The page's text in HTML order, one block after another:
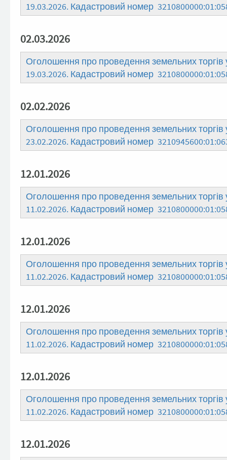
19.03.2026. Кадастровий номер
02.03.2026
Оголошення про проведення земельних
19.03.2026. Кадастровий номер
02.02.2026
Оголошення про проведення земельних
23.02.2026. Кадастровий номер
12.01.2026
Оголошення про проведення земельних
11.02.2026. Кадастровий номер
12.01.2026
Оголошення про проведення земельних
11.02.2026. Кадастровий номер
12.01.2026
Оголошення про проведення земельних
11.02.2026. Кадастровий номер
12.01.2026
Оголошення про проведення земельних
11.02.2026. Кадастровий номер
12.01.2026